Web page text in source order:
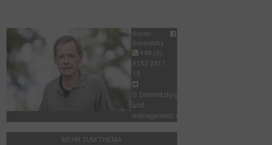
Günter
Drewnitzky
+49 (0)
8152 9311
15
G.Drewnitzky@energie-
und-
management.de
MEHR ZUM THEMA